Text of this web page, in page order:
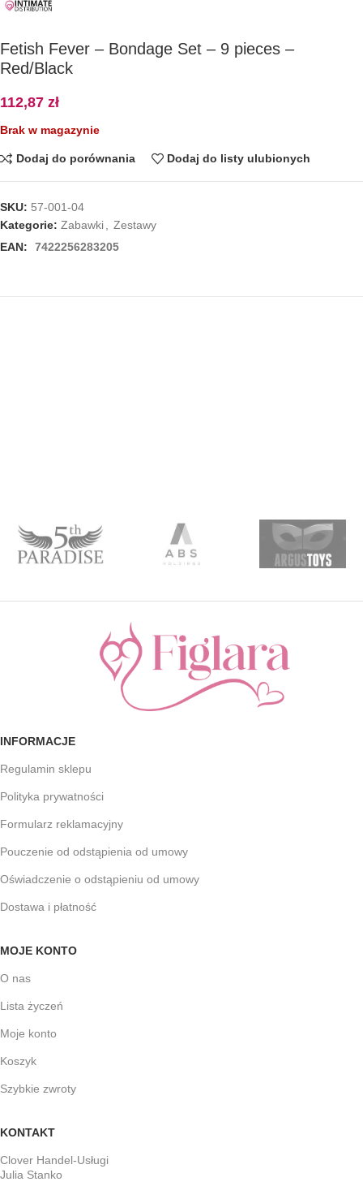
Fetish Fever – Bondage Set – 9 pieces –
Red/Black
112,87 zł
Brak w magazynie
Dodaj do porównania Dodaj do listy ulubionych
SKU: 57-001-04
Kategorie: Zabawki
Zestawy
EAN:
7422256283205
INFORMACJE
Regulamin sklepu
Polityka prywatności
Formularz reklamacyjny
Pouczenie od odstąpienia od umowy
Oświadczenie o odstąpieniu od umowy
Dostawa i płatność
MOJE KONTO
O nas
Lista życzeń
Moje konto
Koszyk
Szybkie zwroty
KONTAKT
Clover Handel-Usługi
Julia Stanko